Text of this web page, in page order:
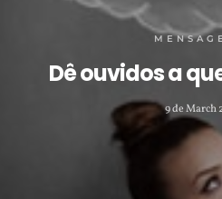
Dê ouvidos a
9 de March